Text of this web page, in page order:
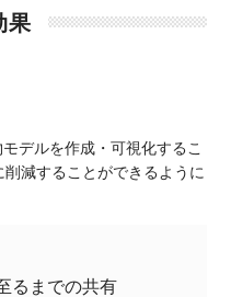
果
デルを作成・可視化するこ
削減することができるように
るまでの共有